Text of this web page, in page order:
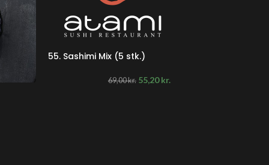
55. Sashimi Mix (5 stk.)
69,00kr. 55,20kr.